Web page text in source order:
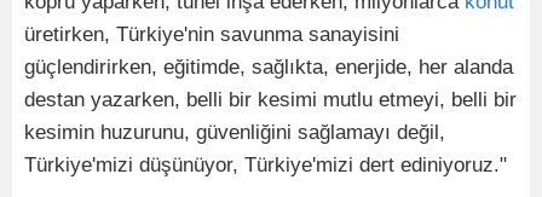
üretirken, Türkiye'nin savunma sanayisini
güçlendirirken, eğitimde, sağlıkta, enerjide, her alanda
destan yazarken, belli bir kesimi mutlu etmeyi, belli bir
kesimin huzurunu, güvenliğini sağlamayı değil,
Türkiye'mizi düşünüyor, Türkiye'mizi dert ediniyoruz."